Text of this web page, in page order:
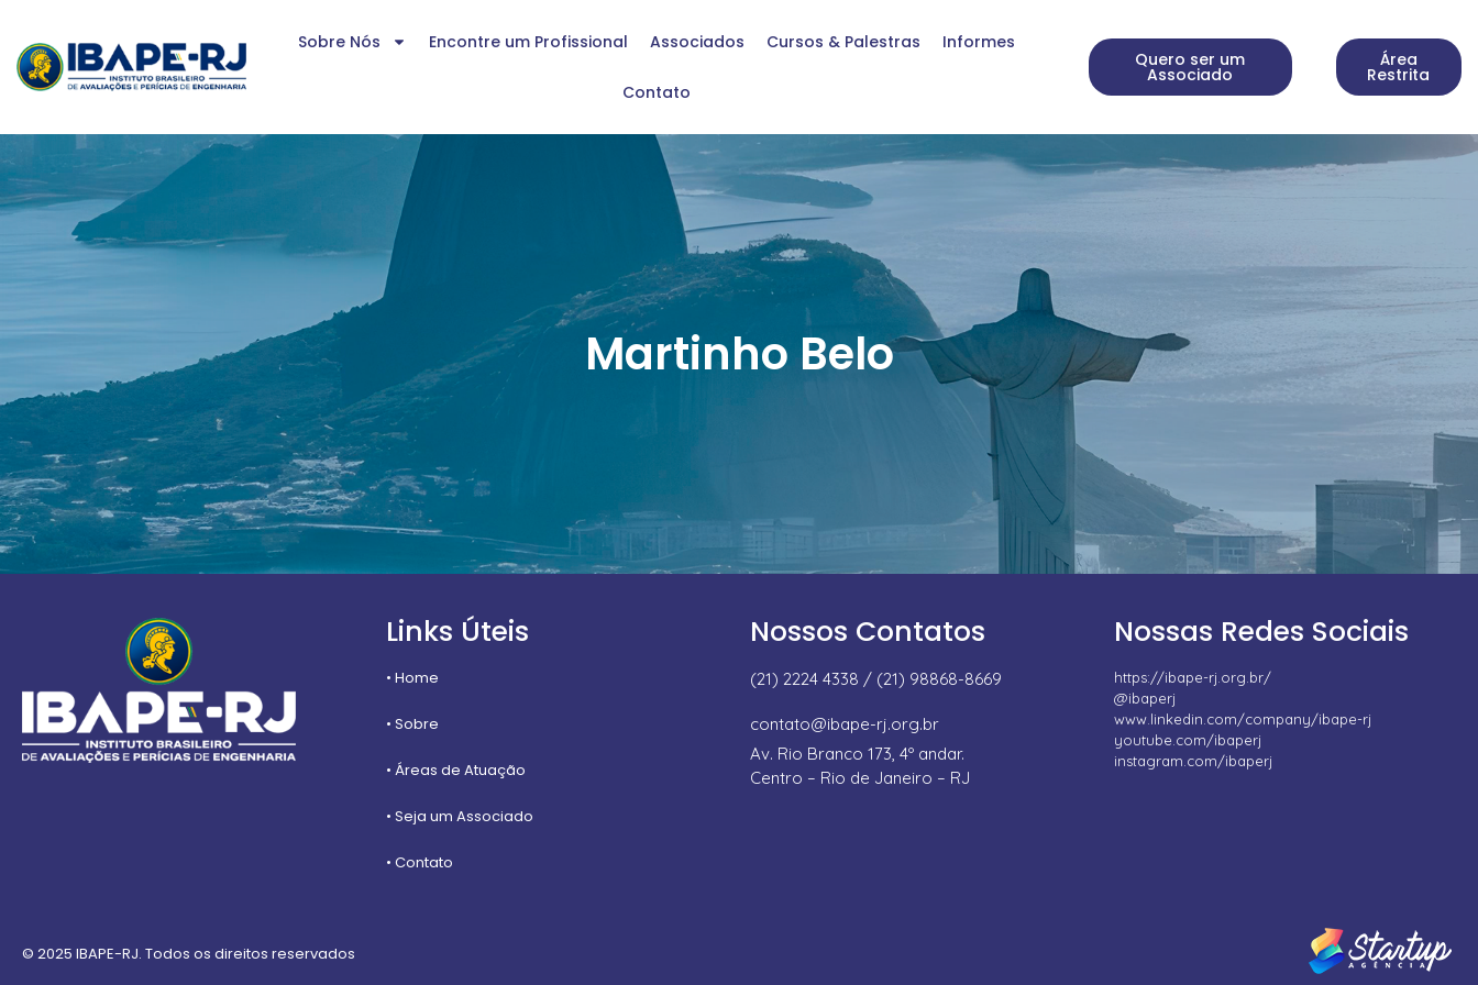
Sobre Nós Encontre um Profissional Associados Cursos & Palestras Informes
Contato
Quero ser um
Associado
Área
Restrita
Martinho Belo
Links Úteis
• Home
• Sobre
• Áreas de Atuação
• Seja um Associado
• Contato
Nossos Contatos
(21) 2224 4338 / (21) 98868-8669
contato@ibape-rj.org.br
Av. Rio Branco 173, 4º andar.
Centro – Rio de Janeiro – RJ
Nossas Redes Sociais
https://ibape-rj.org.br/
@ibaperj
www.linkedin.com/company/ibape-rj
youtube.com/ibaperj
instagram.com/ibaperj
© 2025 IBAPE-RJ. Todos os direitos reservados